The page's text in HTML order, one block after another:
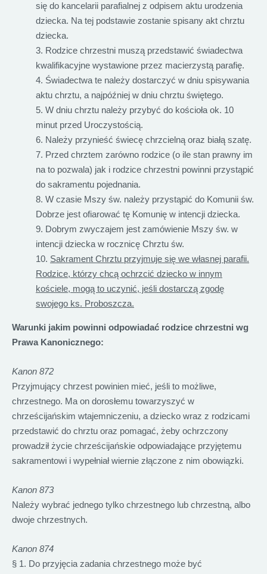
się do kancelarii parafialnej z odpisem aktu urodzenia
dziecka. Na tej podstawie zostanie spisany akt chrztu
dziecka.
Rodzice chrzestni muszą przedstawić świadectwa
kwalifikacyjne wystawione przez macierzystą parafię.
Świadectwa te należy dostarczyć w dniu spisywania
aktu chrztu, a najpóźniej w dniu chrztu świętego.
W dniu chrztu należy przybyć do kościoła ok. 10
minut przed Uroczystością.
Należy przynieść świecę chrzcielną oraz białą szatę.
Przed chrztem zarówno rodzice (o ile stan prawny im
na to pozwala) jak i rodzice chrzestni powinni przystąpić
do sakramentu pojednania.
W czasie Mszy św. należy przystąpić do Komunii św.
Dobrze jest ofiarować tę Komunię w intencji dziecka.
Dobrym zwyczajem jest zamówienie Mszy św. w
intencji dziecka w rocznicę Chrztu św.
Sakrament Chrztu przyjmuje się we własnej parafii.
Rodzice, którzy chcą ochrzcić dziecko w innym
kościele, mogą to uczynić, jeśli dostarczą zgodę
swojego ks. Proboszcza.
Warunki jakim powinni odpowiadać rodzice chrzestni wg
Prawa Kanonicznego:
Kanon 872
Przyjmujący chrzest powinien mieć, jeśli to możliwe,
chrzestnego. Ma on dorosłemu towarzyszyć w
chrześcijańskim wtajemniczeniu, a dziecko wraz z rodzicami
przedstawić do chrztu oraz pomagać, żeby ochrzczony
prowadził życie chrześcijańskie odpowiadające przyjętemu
sakramentowi i wypełniał wiernie złączone z nim obowiązki.
Kanon 873
Należy wybrać jednego tylko chrzestnego lub chrzestną, albo
dwoje chrzestnych.
Kanon 874
§ 1. Do przyjęcia zadania chrzestnego może być